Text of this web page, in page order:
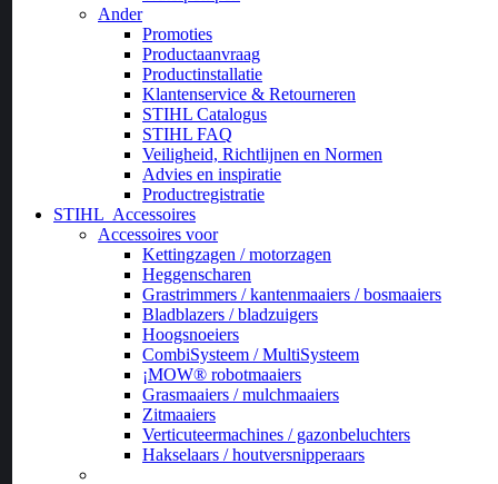
Ander
Promoties
Productaanvraag
Productinstallatie
Klantenservice & Retourneren
STIHL Catalogus
STIHL FAQ
Veiligheid, Richtlijnen en Normen
Advies en inspiratie
Productregistratie
STIHL Accessoires
Accessoires voor
Kettingzagen / motorzagen
Heggenscharen
Grastrimmers / kantenmaaiers / bosmaaiers
Bladblazers / bladzuigers
Hoogsnoeiers
CombiSysteem / MultiSysteem
¡MOW® robotmaaiers
Grasmaaiers / mulchmaaiers
Zitmaaiers
Verticuteermachines / gazonbeluchters
Hakselaars / houtversnipperaars